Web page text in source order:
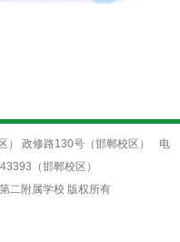
政修路130号（邯郸校区）
电
（邯郸校区）
二附属学校 版权所有